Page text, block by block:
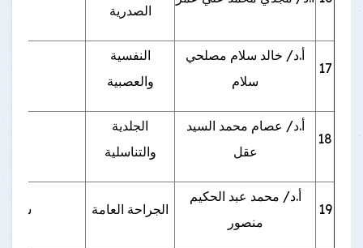
الصدرية
17
أ.د/ خالد سلام مصلحي
سلام
النفسية
والعصبية
18
أ.د/ عصام محمد السيد
عقل
الجلدية
والتناسلية
19
أ.د/ محمد عبد الحكيم
منصور
الجراحة العامة شبين